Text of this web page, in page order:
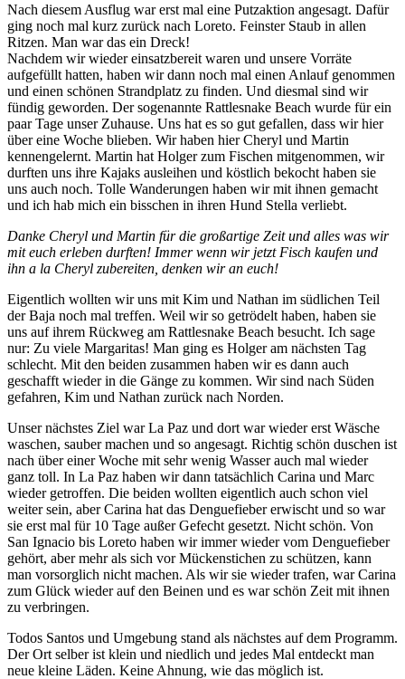
Nach diesem Ausflug war erst mal eine Putzaktion angesagt. Dafür
ging noch mal kurz zurück nach Loreto. Feinster Staub in allen
Ritzen. Man war das ein Dreck!
Nachdem wir wieder einsatzbereit waren und unsere Vorräte
aufgefüllt hatten, haben wir dann noch mal einen Anlauf genommen
und einen schönen Strandplatz zu finden. Und diesmal sind wir
fündig geworden. Der sogenannte Rattlesnake Beach wurde für ein
paar Tage unser Zuhause. Uns hat es so gut gefallen, dass wir hier
über eine Woche blieben. Wir haben hier Cheryl und Martin
kennengelernt. Martin hat Holger zum Fischen mitgenommen, wir
durften uns ihre Kajaks ausleihen und köstlich bekocht haben sie
uns auch noch. Tolle Wanderungen haben wir mit ihnen gemacht
und ich hab mich ein bisschen in ihren Hund Stella verliebt.
Danke Cheryl und Martin für die großartige Zeit und alles was wir
mit euch erleben durften! Immer wenn wir jetzt Fisch kaufen und
ihn a la Cheryl zubereiten, denken wir an euch!
Eigentlich wollten wir uns mit Kim und Nathan im südlichen Teil
der Baja noch mal treffen. Weil wir so getrödelt haben, haben sie
uns auf ihrem Rückweg am Rattlesnake Beach besucht. Ich sage
nur: Zu viele Margaritas! Man ging es Holger am nächsten Tag
schlecht. Mit den beiden zusammen haben wir es dann auch
geschafft wieder in die Gänge zu kommen. Wir sind nach Süden
gefahren, Kim und Nathan zurück nach Norden.
Unser nächstes Ziel war La Paz und dort war wieder erst Wäsche
waschen, sauber machen und so angesagt. Richtig schön duschen ist
nach über einer Woche mit sehr wenig Wasser auch mal wieder
ganz toll. In La Paz haben wir dann tatsächlich Carina und Marc
wieder getroffen. Die beiden wollten eigentlich auch schon viel
weiter sein, aber Carina hat das Denguefieber erwischt und so war
sie erst mal für 10 Tage außer Gefecht gesetzt. Nicht schön. Von
San Ignacio bis Loreto haben wir immer wieder vom Denguefieber
gehört, aber mehr als sich vor Mückenstichen zu schützen, kann
man vorsorglich nicht machen. Als wir sie wieder trafen, war Carina
zum Glück wieder auf den Beinen und es war schön Zeit mit ihnen
zu verbringen.
Todos Santos und Umgebung stand als nächstes auf dem Programm.
Der Ort selber ist klein und niedlich und jedes Mal entdeckt man
neue kleine Läden. Keine Ahnung, wie das möglich ist.